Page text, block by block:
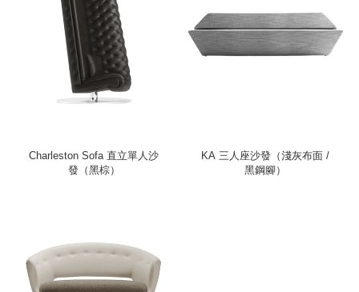
Charleston Sofa 直立單人沙
發（黑棕）
KA 三人座沙發（淺灰布面 /
黑鋼腳）